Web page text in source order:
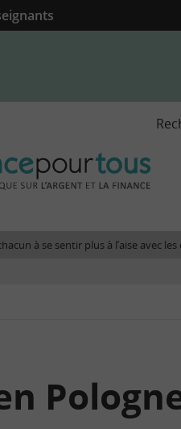
site
à se sentir plus à l’aise avec